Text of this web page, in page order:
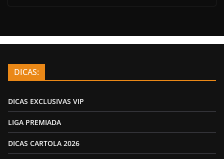
DICAS:
DICAS EXCLUSIVAS VIP
LIGA PREMIADA
DICAS CARTOLA 2026